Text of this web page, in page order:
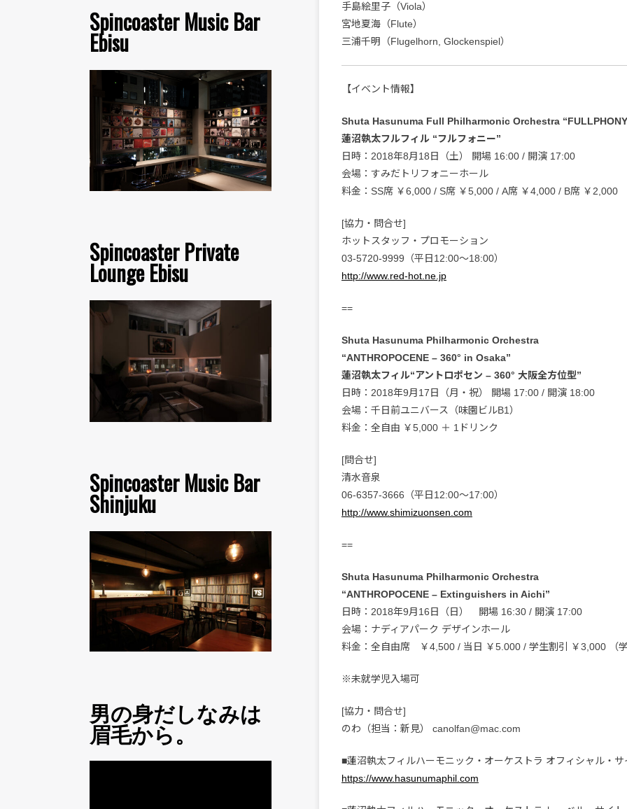
Spincoaster Music Bar
Ebisu
Spincoaster Private
Lounge Ebisu
Spincoaster Music Bar
Shinjuku
男の身だしなみは
眉毛から。
手島絵里子（Viola）
宮地夏海（Flute）
三浦千明（Flugelhorn, Glockenspiel）
【イベント情報】
Shuta Hasunuma Full Philharmonic Orchestra
蓮沼執太フルフィル “フルフォニー”
日時：2018年8月18日（土） 開場 16:00 / 開演 17:00
会場：すみだトリフォニーホール
料金：SS席 ￥6,000 / S席 ￥5,000 / A席 ￥4,000 / B席 ￥2,000
[協力・問合せ]
ホットスタッフ・プロモーション
03-5720-9999（平日12:00～18:00）
http://www.red-hot.ne.jp
==
Shuta Hasunuma Philharmonic Orchestra
“ANTHROPOCENE – 360° in Osaka”
蓮沼執太フィル“アントロポセン – 360° 大阪全方位型”
日時：2018年9月17日（月・祝） 開場 17:00 / 開演 18:00
会場：千日前ユニバース（味園ビルB1）
料金：全自由 ￥5,000 ＋ 1ドリンク
[問合せ]
清水音泉
06-6357-3666（平日12:00～17:00）
http://www.shimizuonsen.com
==
Shuta Hasunuma Philharmonic Orchestra
“ANTHROPOCENE – Extinguishers in Aichi”
日時：2018年9月16日（日） 開場 16:30 / 開演 17:00
会場：ナディアパーク デザインホール
料金：全自由席 ￥4,500 / 当日 ￥5.000 / 学生割引 ￥3,000 （
※未就学児入場可
[協力・問合せ]
のわ（担当：新見） canolfan@mac.com
■蓮沼執太フィルハーモニック・オーケストラ オフィシャル・サ
https://www.hasunumaphil.com